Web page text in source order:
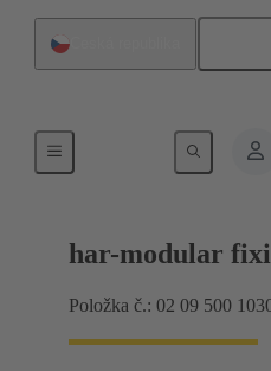
Připojení základní desky
har-modular
Položka č.: 02 09 500